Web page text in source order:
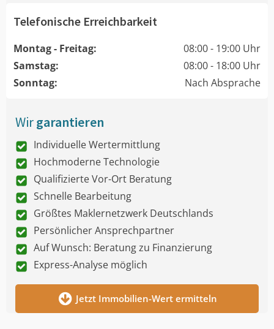
Telefonische Erreichbarkeit
Montag - Freitag:
08:00 - 19:00 Uhr
Samstag:
08:00 - 18:00 Uhr
Sonntag:
Nach Absprache
Wirgarantieren
Individuelle Wertermittlung
Hochmoderne Technologie
Qualifizierte Vor-Ort Beratung
Schnelle Bearbeitung
Größtes Maklernetzwerk Deutschlands
Persönlicher Ansprechpartner
Auf Wunsch: Beratung zu Finanzierung
Express-Analyse möglich
Jetzt Immobilien-Wert ermitteln